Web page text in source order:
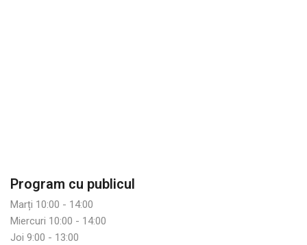
Program cu publicul
Marți 10:00 - 14:00
Miercuri 10:00 - 14:00
Joi 9:00 - 13:00